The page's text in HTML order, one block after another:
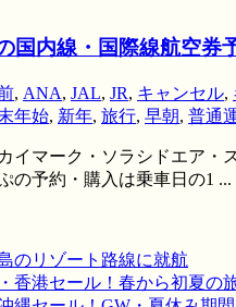
国内線・国際線航空
, ANA, JAL, JR, キャンセル,
年始, 新年, 旅行, 早朝, 普通
イマーク・ソラシドエア
の予約・購入は乗車日の1 ...
のリゾート路線に就航
香港セール！春から初夏の